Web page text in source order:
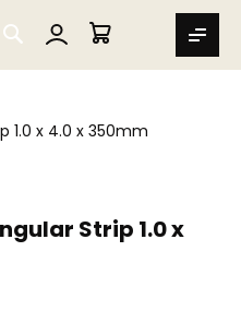
SEARCH
MIN VARUKORG
1.0 x 4.0 x 350mm
Strip 1.0 x